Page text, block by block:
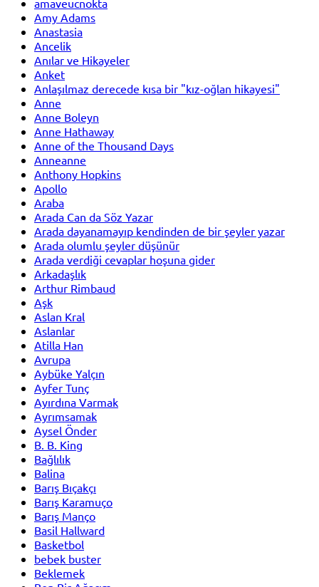
Amy Adams
Anastasia
Ancelik
Anılar ve Hikayeler
Anket
Anlaşılmaz derecede kısa bir "kız-oğlan hikayesi"
Anne
Anne Boleyn
Anne Hathaway
Anne of the Thousand Days
Anneanne
Anthony Hopkins
Apollo
Araba
Arada Can da Söz Yazar
Arada dayanamayıp kendinden de bir şeyler yazar
Arada olumlu şeyler düşünür
Arada verdiği cevaplar hoşuna gider
Arkadaşlık
Arthur Rimbaud
Aşk
Aslan Kral
Aslanlar
Atilla Han
Avrupa
Aybüke Yalçın
Ayfer Tunç
Ayırdına Varmak
Ayrımsamak
Aysel Önder
B. B. King
Bağlılık
Balina
Barış Bıçakçı
Barış Karamuço
Barış Manço
Basil Hallward
Basketbol
bebek buster
Beklemek